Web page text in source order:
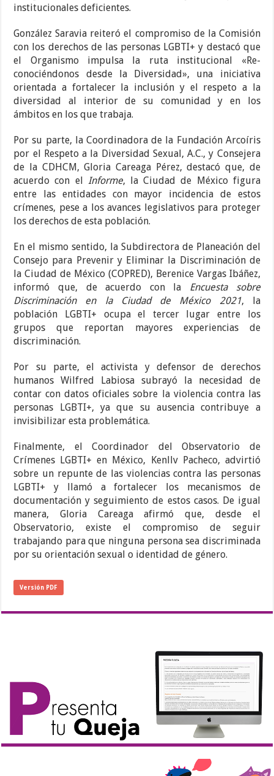
institucionales deficientes.
González Saravia reiteró el compromiso de la Comisión
con los derechos de las personas LGBTI+ y destacó que
el Organismo impulsa la ruta institucional «Re-
conociéndonos desde la Diversidad», una iniciativa
orientada a fortalecer la inclusión y el respeto a la
diversidad al interior de su comunidad y en los
ámbitos en los que trabaja.
Por su parte, la Coordinadora de la Fundación Arcoíris
por el Respeto a la Diversidad Sexual, A.C., y Consejera
de la CDHCM, Gloria Careaga Pérez, destacó que, de
acuerdo con el Informe, la Ciudad de México figura
entre las entidades con mayor incidencia de estos
crímenes, pese a los avances legislativos para proteger
los derechos de esta población.
En el mismo sentido, la Subdirectora de Planeación del
Consejo para Prevenir y Eliminar la Discriminación de
la Ciudad de México (COPRED), Berenice Vargas Ibáñez,
informó que, de acuerdo con la Encuesta sobre
Discriminación en la Ciudad de México 2021, la
población LGBTI+ ocupa el tercer lugar entre los
grupos que reportan mayores experiencias de
discriminación.
Por su parte, el activista y defensor de derechos
humanos Wilfred Labiosa subrayó la necesidad de
contar con datos oficiales sobre la violencia contra las
personas LGBTI+, ya que su ausencia contribuye a
invisibilizar esta problemática.
Finalmente, el Coordinador del Observatorio de
Crímenes LGBTI+ en México, Kenllv Pacheco, advirtió
sobre un repunte de las violencias contra las personas
LGBTI+ y llamó a fortalecer los mecanismos de
documentación y seguimiento de estos casos. De igual
manera, Gloria Careaga afirmó que, desde el
Observatorio, existe el compromiso de seguir
trabajando para que ninguna persona sea discriminada
por su orientación sexual o identidad de género.
Versión PDF